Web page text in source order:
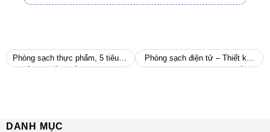
DANH MỤC
Phòng sạch thực phẩm, 5 tiêu
chuẩn bạn cần biết
Phòng sạch điện tử – Thiết kế –
Thi công như thế nào